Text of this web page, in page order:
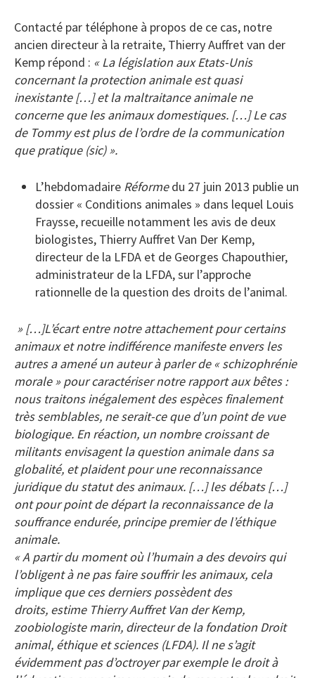
Contacté par téléphone à propos de ce cas, notre
ancien directeur à la retraite, Thierry Auffret van der
Kemp répond : « La législation aux Etats-Unis
concernant la protection animale est quasi
inexistante […] et la maltraitance animale ne
concerne que les animaux domestiques. […] Le cas
de Tommy est plus de l’ordre de la communication
que pratique (sic) ».
L’hebdomadaire Réformedu 27 juin 2013 publie un
dossier « Conditions animales » dans lequel Louis
Fraysse, recueille notamment les avis de deux
biologistes, Thierry Auffret Van Der Kemp,
directeur de la LFDA et de Georges Chapouthier,
administrateur de la LFDA, sur l’approche
rationnelle de la question des droits de l’animal.
» […]L’écart entre notre attachement pour certains
animaux et notre indifférence manifeste envers les
autres a amené un auteur à parler de « schizophrénie
morale » pour caractériser notre rapport aux bêtes :
nous traitons inégalement des espèces finalement
très semblables, ne serait-ce que d’un point de vue
biologique. En réaction, un nombre croissant de
militants envisagent la question animale dans sa
globalité, et plaident pour une reconnaissance
juridique du statut des animaux. […] les débats […]
ont pour point de départ la reconnaissance de la
souffrance endurée, principe premier de l’éthique
animale.
« A partir du moment où l’humain a des devoirs qui
l’obligent à ne pas faire souffrir les animaux, cela
implique que ces derniers possèdent des
droits, estime Thierry Auffret Van der Kemp,
zoobiologiste marin, directeur de la fondation Droit
animal, éthique et sciences (LFDA). Il ne s’agit
évidemment pas d’octroyer par exemple le droit à